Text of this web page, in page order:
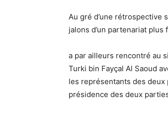
Au gré d’une rétrospective
jalons d’un partenariat plus
a par ailleurs rencontré au
Turki bin Fayçal Al Saoud
les représentants des
présidence des deux